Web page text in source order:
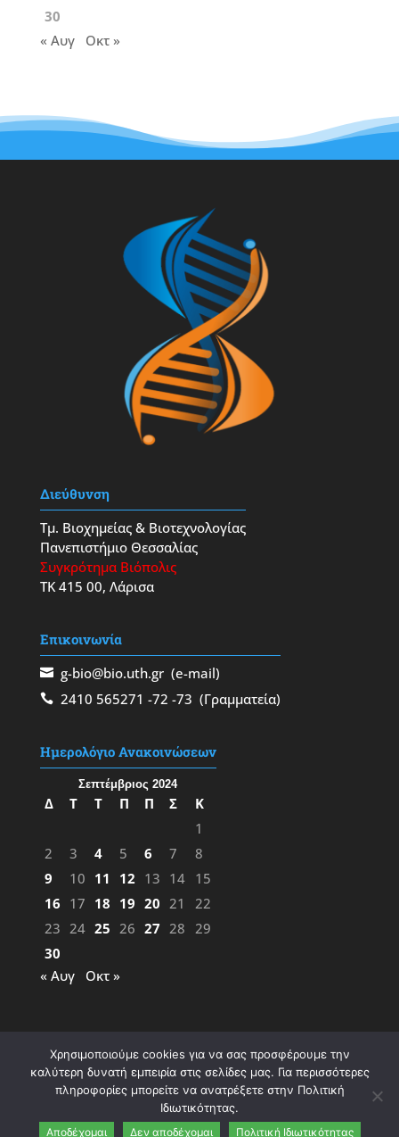
30
« Αυγ
Οκτ »
Διεύθυνση
Τμ. Βιοχημείας & Βιοτεχνολογίας
Πανεπιστήμιο Θεσσαλίας
Συγκρότημα Βιόπολις
ΤΚ 415 00, Λάρισα
Επικοινωνία
g-bio@bio.uth.gr(e-mail)
2410 565271 -72 -73 (Γραμματεία)
Ημερολόγιο Ανακοινώσεων
Σεπτέμβριος 2024
Δ Τ Τ Π Π Σ
Κ
1
2
3 4 5 6 7
8
9
10 11 12 13 14
15
16 17 18 19 20 21
22
23 24 25 26 27 28 29
30
« Αυγ
Οκτ »
Σχεδίαση & Υλοποίηση:ΦΚ
Χρησιμοποιούμε cookies για να σας προσφέρουμε την
καλύτερη δυνατή εμπειρία στις σελίδες μας. Για περισσότερες
πληροφορίες μπορείτε να ανατρέξετε στην Πολιτική
Ιδιωτικότητας.
Αποδέχομαι Δεν αποδέχομαι Πολιτική Ιδιωτικότητας